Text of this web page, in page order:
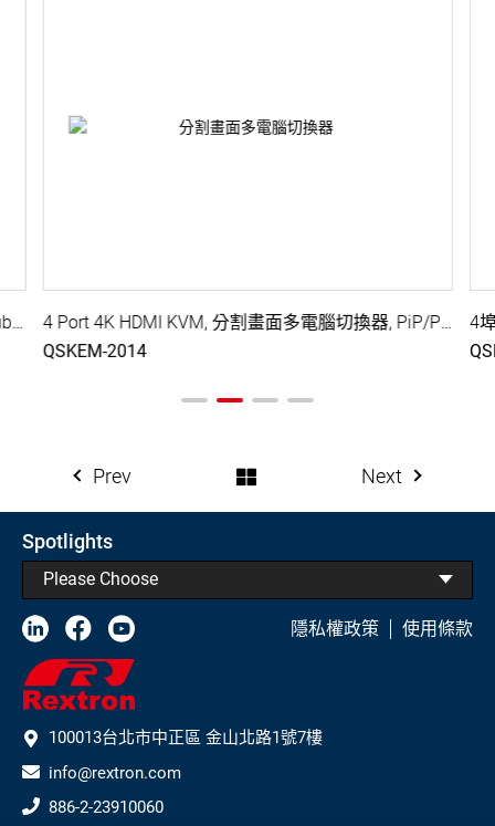
4x2 HDMI 矩陣式電腦切換器, 雙畫面輸出, USB Hub,鼠標漫遊,音頻,無縫切換, Serial控制
4 Port 4K HDMI KVM, 分割畫面多電腦切換器, PiP/PbP, 無變形滿框無黑邊, 滑鼠漫遊, 無縫切換, 音頻切換, USB周邊分享
QSKEM-2014
Prev Next
Spotlights
Please Choose
隱私權政策 使用條款
100013台北市中正區 金山北路1號7樓
info@rextron.com
886-2-23910060